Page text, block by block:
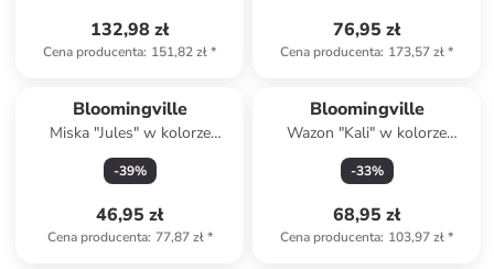
132,98 zł
Cena producenta: 151,82 zł*
76,95 zł
Cena producenta: 173,57 zł*
Bloomingville
Miska "Jules" w kolorze
jasnobrązowo-granatowym -
Ø 13 cm
-39%
46,95 zł
Cena producenta: 77,87 zł*
Bloomingville
Wazon "Kali" w kolorze
niebieskim - 11 x 16 x 10,5 cm
-33%
68,95 zł
Cena producenta: 103,97 zł*